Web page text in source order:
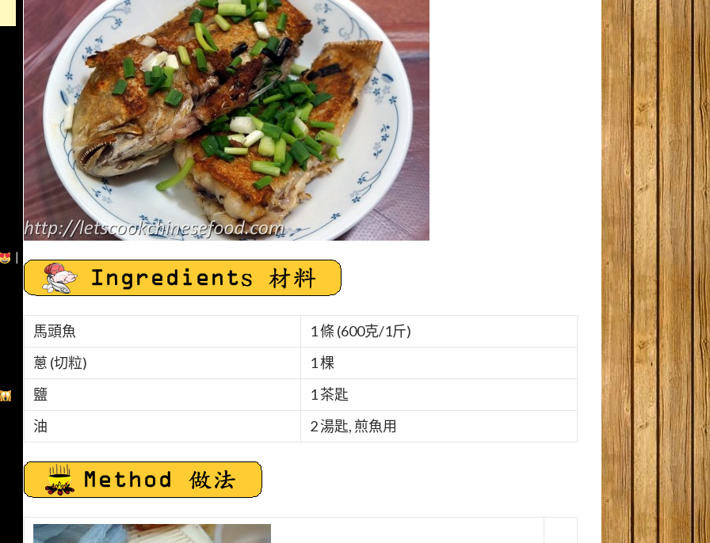
馬頭魚
1 條 (600克/1斤)
蔥 (切粒)
1 棵
鹽
1 茶匙
油
2 湯匙, 煎魚用